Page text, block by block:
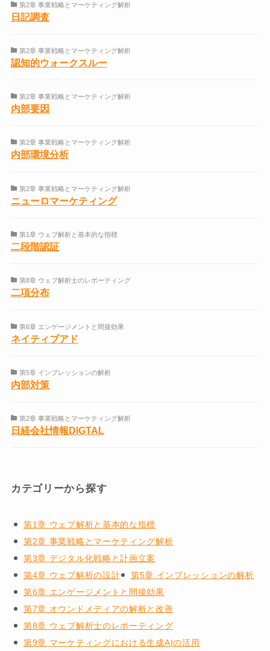
第2章 事業戦略とマーケティング解析
日記調査
第2章 事業戦略とマーケティング解析
認知的ウォークスルー
第2章 事業戦略とマーケティング解析
内部要因
第2章 事業戦略とマーケティング解析
内部環境分析
第2章 事業戦略とマーケティング解析
ニューロマーケティング
第1章 ウェブ解析と基本的な指標
二段階認証
第8章 ウェブ解析士のレポーティング
二項分布
第6章 エンゲージメントと間接効果
ネイティブアド
第5章 インプレッションの解析
内部対策
第2章 事業戦略とマーケティング解析
日経会社情報DIGTAL
カテゴリーから探す
第1章 ウェブ解析と基本的な指標
第2章 事業戦略とマーケティング解析
第3章 デジタル化戦略と計画立案
第4章 ウェブ解析の設計
第5章 インプレッションの解析
第6章 エンゲージメントと間接効果
第7章 オウンドメディアの解析と改善
第8章 ウェブ解析士のレポーティング
第9章 マーケティングにおける生成AIの活用